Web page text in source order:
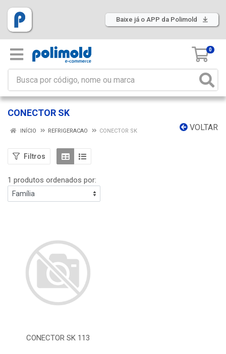
Baixe já o APP da Polimold
0
CONECTOR SK
VOLTAR
INÍCIO REFRIGERACAO CONECTOR SK
Filtros
1 produtos ordenados por:
CONECTOR SK 113